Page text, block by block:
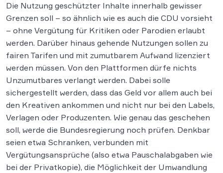
Die Nutzung geschützter Inhalte innerhalb gewisser
Grenzen soll – so ähnlich wie es auch die CDU vorsieht
– ohne Vergütung für Kritiken oder Parodien erlaubt
werden. Darüber hinaus gehende Nutzungen sollen zu
fairen Tarifen und mit zumutbarem Aufwand lizenziert
werden müssen. Von den Plattformen dürfe nichts
Unzumutbares verlangt werden. Dabei solle
sichergestellt werden, dass das Geld vor allem auch bei
den Kreativen ankommen und nicht nur bei den Labels,
Verlagen oder Produzenten. Wie genau das geschehen
soll, werde die Bundesregierung noch prüfen. Denkbar
seien etwa Schranken, verbunden mit
Vergütungsansprüche (also etwa Pauschalabgaben wie
bei der Privatkopie), die Möglichkeit der Umwandlung